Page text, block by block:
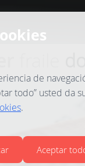
de
todo” usted da
.
Aceptar